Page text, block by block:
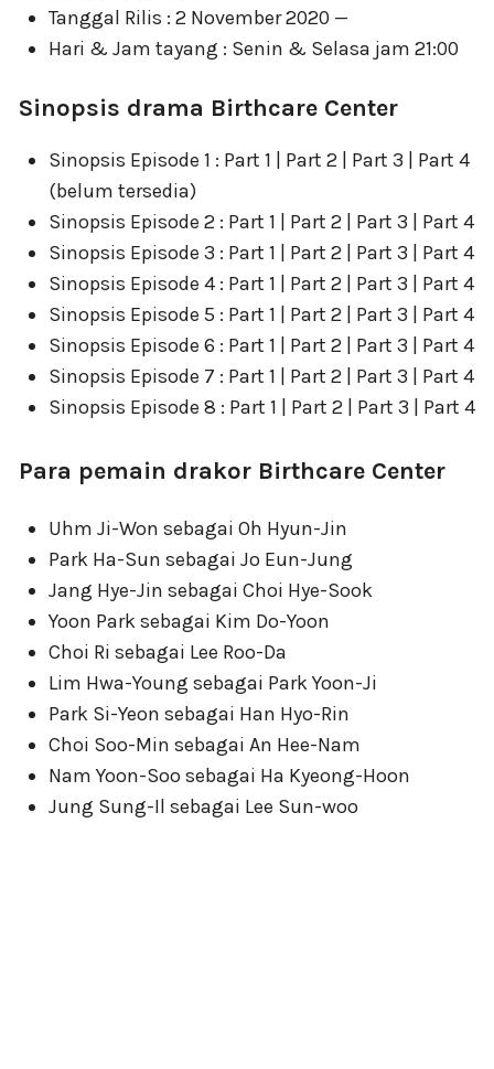
Tanggal Rilis : 2 November 2020 —
Hari & Jam tayang : Senin & Selasa jam 21:00
Sinopsis drama Birthcare Center
Sinopsis Episode 1 : Part 1 | Part 2 | Part 3 | Part 4
(belum tersedia)
Sinopsis Episode 2 : Part 1 | Part 2 | Part 3 | Part 4
Sinopsis Episode 3 : Part 1 | Part 2 | Part 3 | Part 4
Sinopsis Episode 4 : Part 1 | Part 2 | Part 3 | Part 4
Sinopsis Episode 5 : Part 1 | Part 2 | Part 3 | Part 4
Sinopsis Episode 6 : Part 1 | Part 2 | Part 3 | Part 4
Sinopsis Episode 7 : Part 1 | Part 2 | Part 3 | Part 4
Sinopsis Episode 8 : Part 1 | Part 2 | Part 3 | Part 4
Para pemain drakor Birthcare Center
Uhm Ji-Won sebagai Oh Hyun-Jin
Park Ha-Sun sebagai Jo Eun-Jung
Jang Hye-Jin sebagai Choi Hye-Sook
Yoon Park sebagai Kim Do-Yoon
Choi Ri sebagai Lee Roo-Da
Lim Hwa-Young sebagai Park Yoon-Ji
Park Si-Yeon sebagai Han Hyo-Rin
Choi Soo-Min sebagai An Hee-Nam
Nam Yoon-Soo sebagai Ha Kyeong-Hoon
Jung Sung-Il sebagai Lee Sun-woo